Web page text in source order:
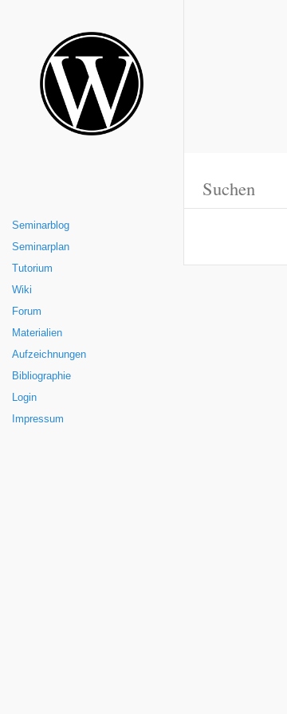
Seminarblog
Seminarplan
Tutorium
Wiki
Forum
Materialien
Aufzeichnungen
Bibliographie
Login
Impressum